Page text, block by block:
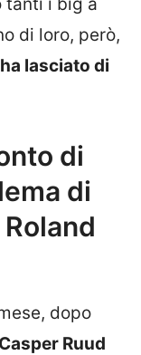
tanti i big a
di loro, però,
lasciato di
di
di
dopo
Casper Ruud